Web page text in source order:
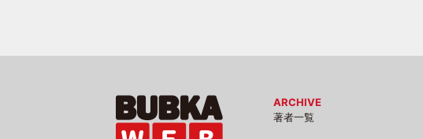
ARCHIVE
著者一覧